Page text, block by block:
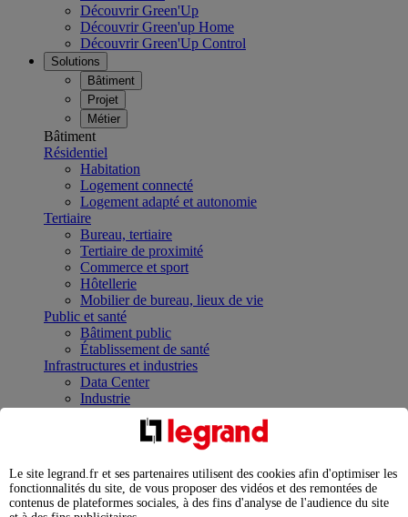
Découvrir Green'Up
Découvrir Green'up Home
Découvrir Green'Up Control
Solutions
Bâtiment
Projet
Métier
Bâtiment
Résidentiel
Habitation
Logement connecté
Logement adapté et autonomie
Tertiaire
Bureau, tertiaire
Tertiaire de proximité
Commerce et sport
Hôtellerie
Mobilier de bureau, lieux de vie
Public et santé
Bâtiment public
Établissement de santé
Infrastructures et industries
Data Center
Industrie
Infrastructures
Contrôler et planifier le fonctionnement des appareils
Répartir et optimiser son tableau électrique
Legrand Data Center Solutions : concentrer les
expertises au service de vos performances
Le site legrand.fr et ses partenaires utilisent des cookies afin d'optimiser les
fonctionnalités du site, de vous proposer des vidéos et des remontées de
contenus de plateformes sociales, à des fins d'analyse de l'audience du site